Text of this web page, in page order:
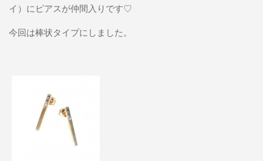
イ）にピアスが仲間入りです♡
今回は棒状タイプにしました。